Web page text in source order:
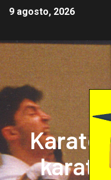
9 agosto, 2026
Karate
karate